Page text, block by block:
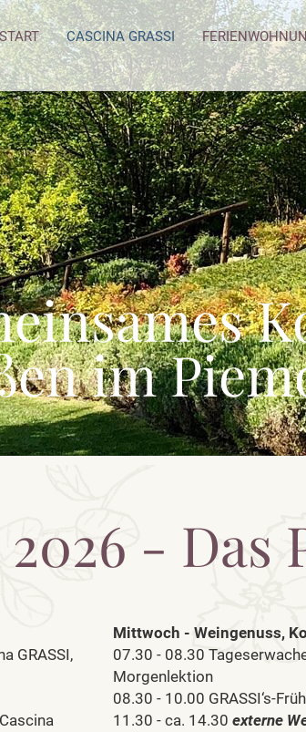
START CASCINA GRASSI
im
- Das
GRASSI,
Mittwoch - Weingenuss,
07.30 - 08.30
Morgenlektion
08.30 - 10.00 GRASSI‘s-
11.30 - ca. 14.30 externe